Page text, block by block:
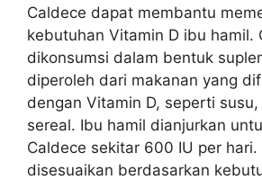
Caldece dapat membantu
kebutuhan Vitamin D ibu hamil.
dikonsumsi dalam bentuk
diperoleh dari makanan yang
dengan Vitamin D, seperti
sereal. Ibu hamil dianjurkan
Caldece sekitar 600 IU per
disesuaikan berdasarkan